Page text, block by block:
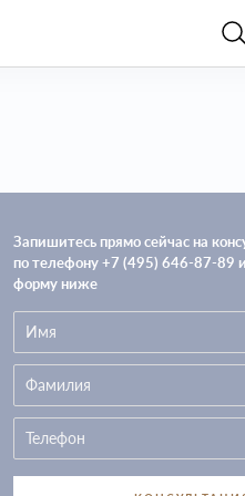
Запишитесь прямо сейчас на
по телефону +7 (495) 646-87-89
форму ниже